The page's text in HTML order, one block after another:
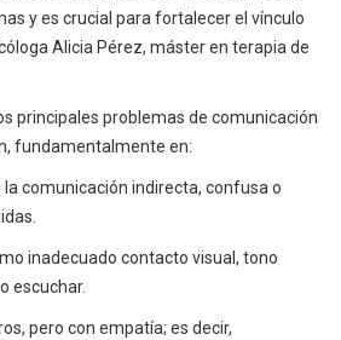
y es crucial para fortalecer el vínculo
Alicia Pérez, máster en terapia de
principales problemas de comunicación
fundamentalmente en:
la comunicación indirecta, confusa o
inadecuado contacto visual, tono
escuchar.
pero con empatía; es decir,